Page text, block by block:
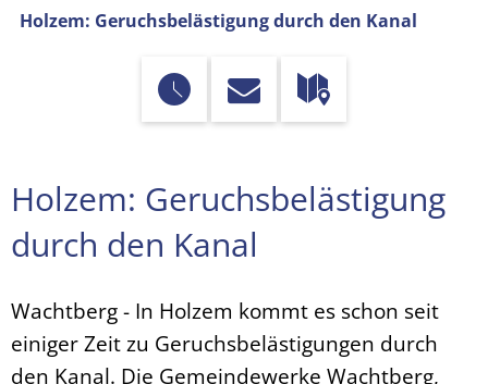
Holzem: Geruchsbelästigung durch den Kanal
Holzem: Geruchsbelästigung
durch den Kanal
Wachtberg - In Holzem kommt es schon seit
einiger Zeit zu Geruchsbelästigungen durch
den Kanal. Die Gemeindewerke Wachtberg,